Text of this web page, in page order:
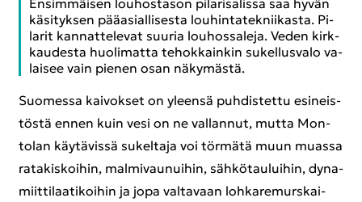
En­sim­mäi­sen lou­hos­ta­son pi­la­ri­sa­lis­sa saa hyvän
kä­si­tyk­sen pää­asial­li­ses­ta lou­hin­ta­tek­nii­kas­ta. Pi­
la­rit kan­nat­te­le­vat suu­ria lou­hos­sa­le­ja. Veden kirk­
kau­des­ta huo­li­mat­ta te­hok­kain­kin su­kel­lus­va­lo va­
lai­see vain pie­nen osan nä­ky­mäs­tä.
Suo­mes­sa kai­vok­set on yleen­sä puh­dis­tet­tu esi­neis­
tös­tä ennen kuin vesi on ne val­lan­nut, mutta Mon­
to­lan käy­tä­vis­sä su­kel­ta­ja voi tör­mä­tä muun muas­sa
ra­ta­kis­koi­hin, mal­mi­vau­nui­hin, säh­kö­tau­lui­hin, dy­na­
miit­ti­laa­ti­koi­hin ja jopa val­ta­vaan loh­ka­re­murs­kai­